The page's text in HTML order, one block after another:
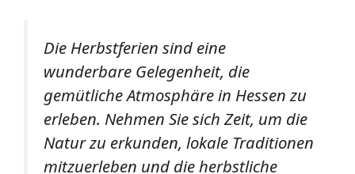
Die Herbstferien sind eine
wunderbare Gelegenheit, die
gemütliche Atmosphäre in Hessen zu
erleben. Nehmen Sie sich Zeit, um die
Natur zu erkunden, lokale Traditionen
mitzuerleben und die herbstliche